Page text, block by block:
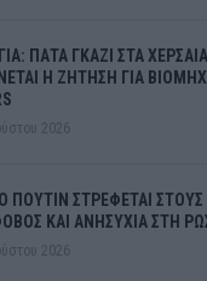
ΠΑΤΑ ΓΚΑΖΙ ΣΤΑ
Η ΖΗΤΗΣΗ ΓΙΑ
2026
ΠΟΥΤΙΝ ΣΤΡΕΦΕΤΑΙ
ΚΑΙ ΑΝΗΣΥΧΙΑ ΣΤΗ
2026